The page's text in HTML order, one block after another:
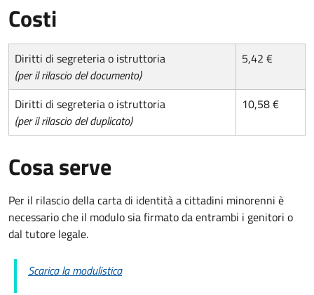
Costi
Diritti di segreteria o istruttoria
(per il rilascio del documento)
5,42 €
Diritti di segreteria o istruttoria
(per il rilascio del duplicato)
10,58 €
Cosa serve
Per il rilascio della carta di identità a cittadini minorenni è
necessario che il modulo sia firmato da entrambi i genitori o
dal tutore legale.
Scarica la modulistica